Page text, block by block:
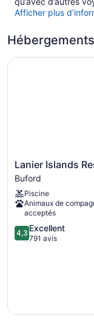
Afficher plus
Lanier
Islands
Resort
Buford
Lanier Islands
Buford
Piscine
Animaux de
acceptés
4.3
sur
4,3 Excellent
791 avis
Lanier Islands